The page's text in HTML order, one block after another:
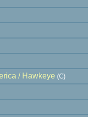
/ Hawkeye (C)